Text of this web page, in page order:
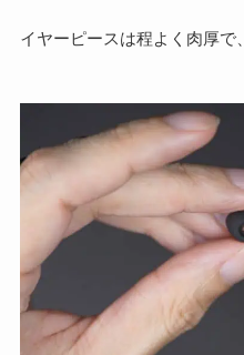
イヤーピースは程よく肉厚で